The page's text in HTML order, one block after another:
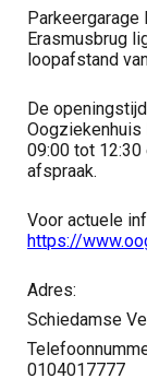
Parkeergarage
Erasmusbrug
loopafstand
De
Oogziekenhuis
09:00 tot 12:30
afspraak.
Voor actuele
https://
Adres:
Schiedamse
0104017777